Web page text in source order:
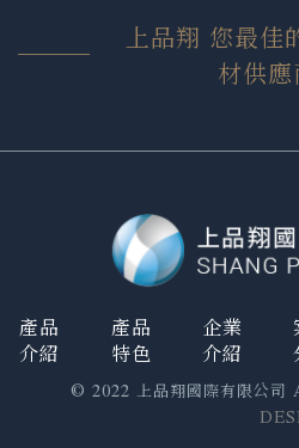
上品翔 您最佳
材供
產品
介紹
產品
特色
企業
介紹
© 2022 上品翔國際有限公